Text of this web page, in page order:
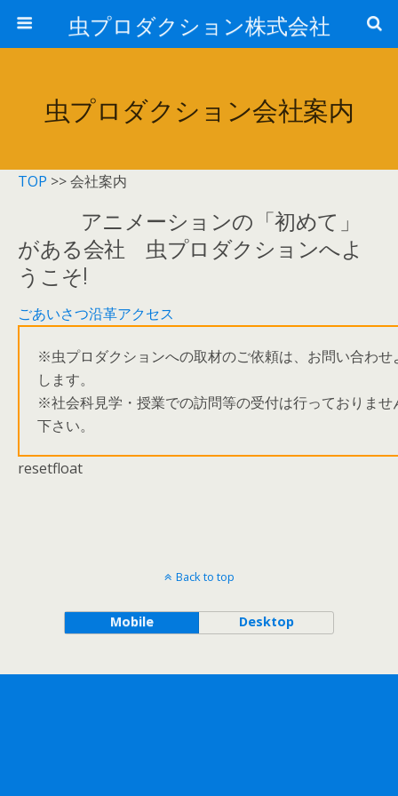
虫プロダクション株式会社
虫プロダクション会社案内
TOP >> 会社案内
アニメーションの「初めて」
がある会社 虫プロダクションへよ
うこそ!
ごあいさつ沿革アクセス
※虫プロダクションへの取材のご依頼は、お問い合わせ
します。
※社会科見学・授業での訪問等の受付は行っておりませ
下さい。
resetfloat
Back to top
Mobile Desktop